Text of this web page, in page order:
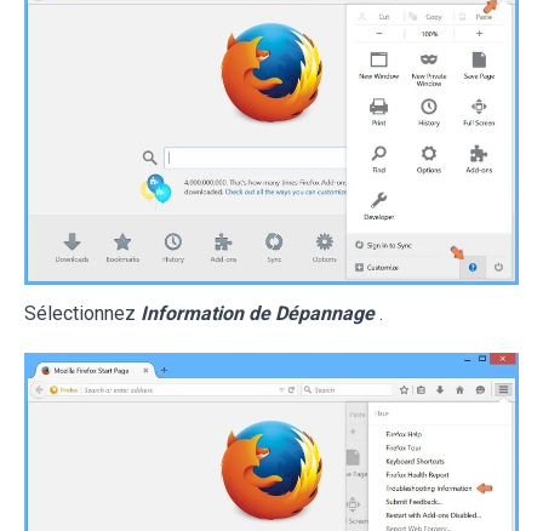
Sélectionnez Information de Dépannage .